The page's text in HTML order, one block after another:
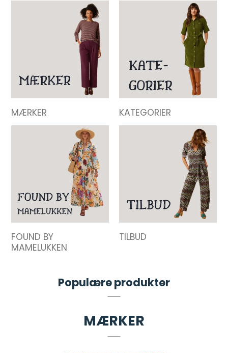
MÆRKER KATEGORIER
FOUND BY
MAMELUKKEN
TILBUD
Populære produkter
MÆRKER